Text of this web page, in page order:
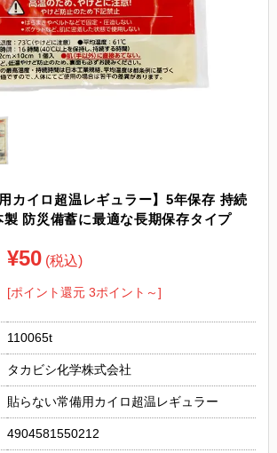
カイロ超温レギュラー】5年保存 持続
製 防災備蓄に最適な長期保存タイプ
¥50 (税込)
[ポイント還元 3ポイント～]
110065t
タカビシ化学株式会社
貼らない常備用カイロ超温レギュラー
4904581550212